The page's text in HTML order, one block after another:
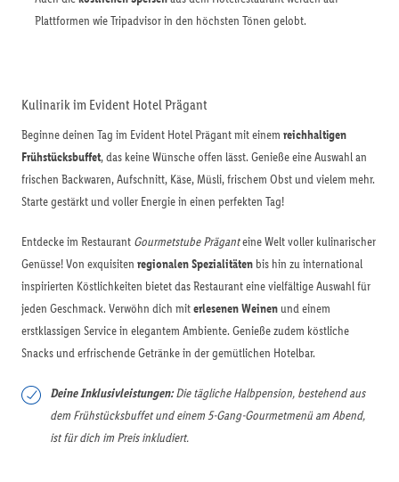
Plattformen wie Tripadvisor in den höchsten Tönen gelobt.
Kulinarik im Evident Hotel Prägant
Beginne deinen Tag im Evident Hotel Prägant mit einem reichhaltigen
Frühstücksbuffet, das keine Wünsche offen lässt. Genieße eine Auswahl an
frischen Backwaren, Aufschnitt, Käse, Müsli, frischem Obst und vielem mehr.
Starte gestärkt und voller Energie in einen perfekten Tag!
Entdecke im Restaurant Gourmetstube Präganteine Welt voller kulinarischer
Genüsse! Von exquisiten regionalen Spezialitäten bis hin zu international
inspirierten Köstlichkeiten bietet das Restaurant eine vielfältige Auswahl für
jeden Geschmack. Verwöhn dich miterlesenen Weinen und einem
erstklassigen Service in elegantem Ambiente. Genieße zudem köstliche
Snacks und erfrischende Getränke in der gemütlichen Hotelbar.
Deine Inklusivleistungen:Die tägliche Halbpension, bestehend aus
dem Frühstücksbuffet und einem 5-Gang-Gourmetmenü am Abend,
ist für dich im Preis inkludiert.